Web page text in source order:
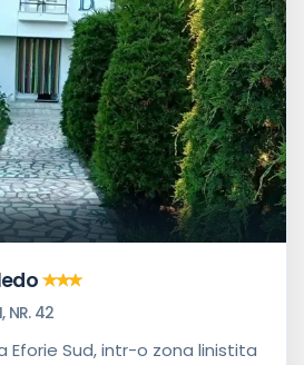
NR. 42
Sud, intr-o zona linistita